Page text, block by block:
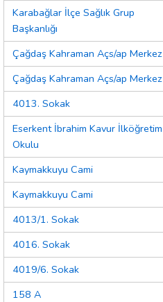
Karabağlar İlçe Sağlık Grup
Başkanlığı
Çağdaş Kahraman Açs/ap Merkez
Çağdaş Kahraman Açs/ap Merkez
4013. Sokak
Eserkent İbrahim Kavur İlköğretim
Okulu
Kaymakkuyu Cami
Kaymakkuyu Cami
4013/1. Sokak
4016. Sokak
4019/6. Sokak
158 A